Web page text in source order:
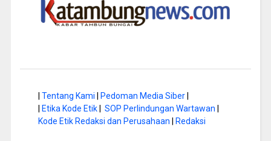
Tentang Kami Pedoman Media Siber|
Etika Kode Etik| SOP Perlindungan Wartawan
Kode Etik Redaksi dan Perusahaan
Redaksi